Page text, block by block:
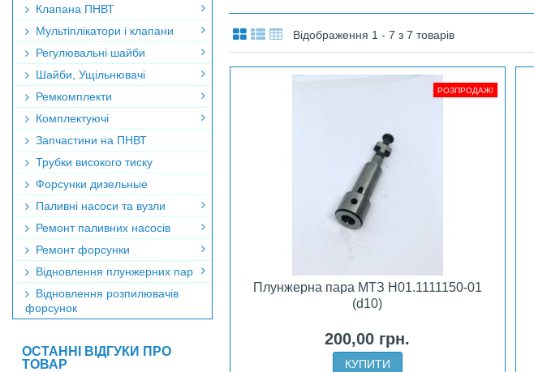
Відображення 1 - 7 з 7 товарів
РОЗПРОДАЖ!
Плунжерна пара МТЗ H01.1111150-01
(d10)
200,00 грн.
КУПИТИ
Клапана ПНВТ
Мультіплікатори і клапани
Регулювальні шайби
Шайби, Ущільнювачі
Ремкомплекти
Комплектуючі
Запчастини на ПНВТ
Трубки високого тиску
Форсунки дизельные
Паливні насоси та вузли
Ремонт паливних насосів
Ремонт форсунки
Відновлення плунжерних пар
Відновлення розпилювачів
форсунок
ОСТАННІ ВІДГУКИ ПРО
ТОВАР